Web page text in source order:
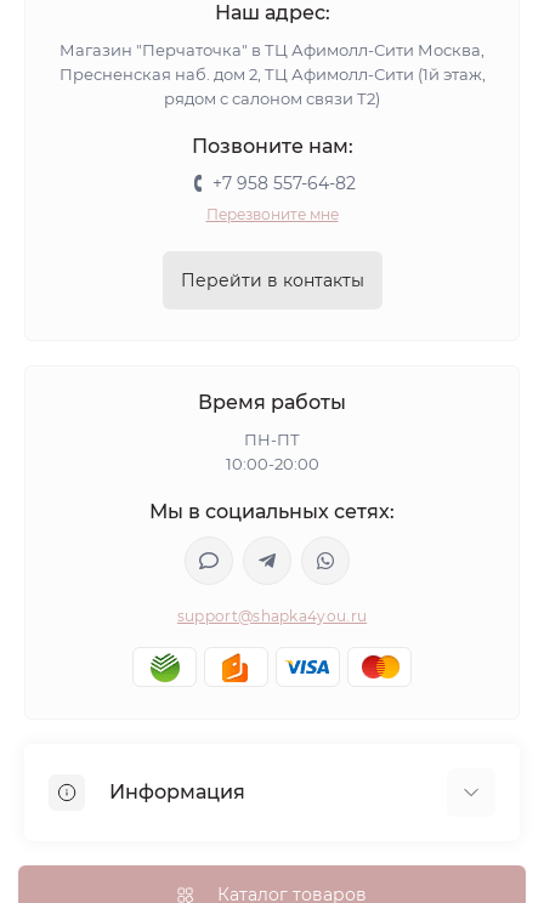
Наш адрес:
Магазин "Перчаточка" в ТЦ Афимолл-Сити Москва,
Пресненская наб. дом 2, ТЦ Афимолл-Сити (1й этаж,
рядом с салоном связи Т2)
Позвоните нам:
+7 958 557-64-82
Перезвоните мне
Перейти в контакты
Время работы
ПН-ПТ
10:00-20:00
Мы в социальных сетях:
support@shapka4you.ru
Информация
Доставка, оплата и бонусные баллы
Каталог товаров